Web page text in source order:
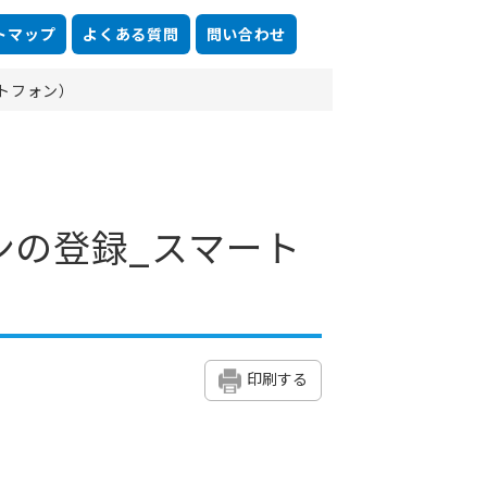
マップ よくある質問 問い合わせ
ォン）
登録_スマート
印刷する